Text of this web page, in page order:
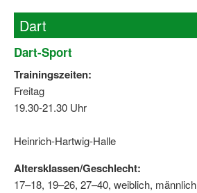
Dart
Dart-Sport
Trainingszeiten:
Freitag
19.30-21.30 Uhr
Heinrich-Hartwig-Halle
Altersklassen/Geschlecht:
17–18, 19–26, 27–40, weiblich, männlich